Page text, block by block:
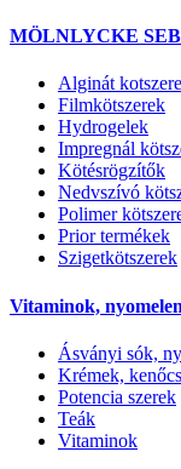
MÖLNLYCKE
Alginát
Filmkötszerek
Hydrogelek
Impregnál
Kötésrögzítők
Nedvszívó
Polimer
Prior termékek
Szigetkötszerek
Vitaminok,
Ásványi sók,
Krémek,
Potencia szerek
Teák
Vitaminok